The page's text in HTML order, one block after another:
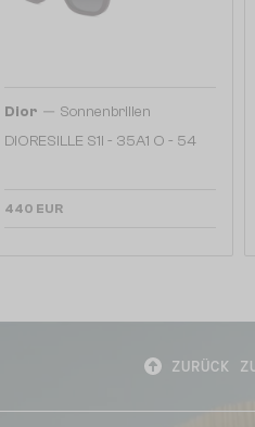
Dior — Sonnenbrillen
DIORESILLE S1I - 35A1 O - 54
440 EUR
ZURÜCK